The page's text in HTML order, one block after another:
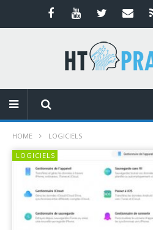
HOME LOGICIELS
LOGICIELS